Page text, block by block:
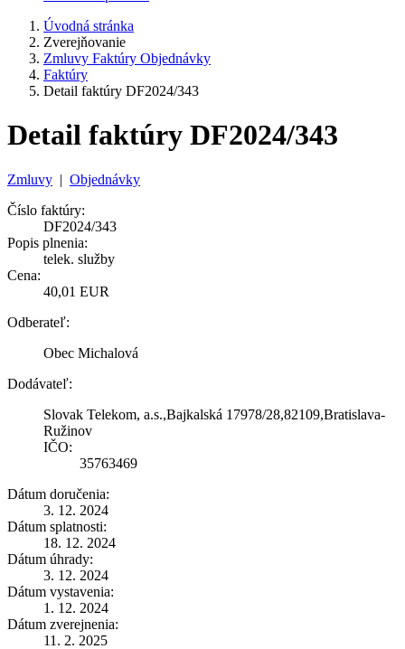
Úvodná stránka
Zverejňovanie
Zmluvy Faktúry Objednávky
Faktúry
Detail faktúry DF2024/343
Detail faktúry DF2024/343
Zmluvy | Objednávky
Číslo faktúry:
DF2024/343
Popis plnenia:
telek. služby
Cena:
40,01 EUR
Odberateľ:
Obec Michalová
Dodávateľ:
Slovak Telekom, a.s.,Bajkalská 17978/28,82109,Bratislava-
Ružinov
IČO:
35763469
Dátum doručenia:
3. 12. 2024
Dátum splatnosti:
18. 12. 2024
Dátum úhrady:
3. 12. 2024
Dátum vystavenia:
1. 12. 2024
Dátum zverejnenia:
11. 2. 2025